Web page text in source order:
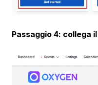
Passaggio 4: collega